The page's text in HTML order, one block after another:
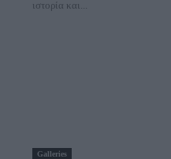
ιστορία και...
Galleries